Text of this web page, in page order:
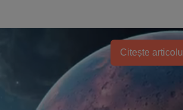
Citește articolul